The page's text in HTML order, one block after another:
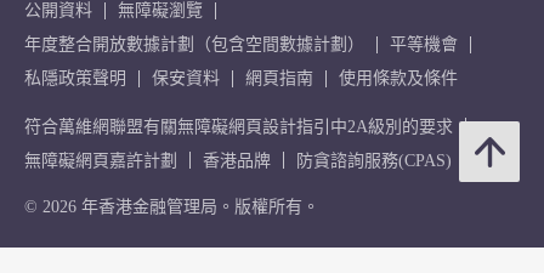
公開資料
無障礙瀏覽
年度整合開放數據計劃（包含空間數據計劃）
平等機會
私隱政策聲明
保安資料 網頁指南 使用條款及條件
符合萬維網聯盟有關無障礙網頁設計指引中2A級別的要求
無障礙網頁嘉許計劃
香港品牌 防貪諮詢服務(CPAS)
© 2026 年香港金融管理局。版權所有。